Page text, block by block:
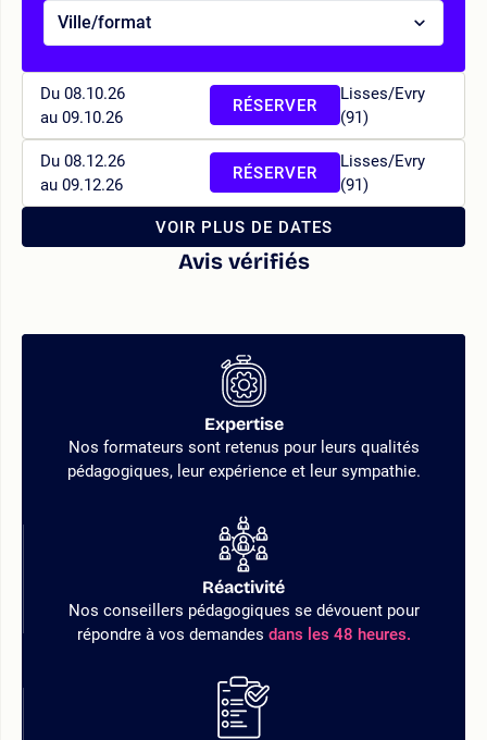
Ville/format
Du 08.10.26
au 09.10.26
Lisses/Evry
(91)
RÉSERVER
Du 08.12.26
au 09.12.26
Lisses/Evry
(91)
RÉSERVER
VOIR PLUS DE DATES
Avis vérifiés
Expertise
Nos formateurs sont retenus pour leurs qualités
pédagogiques, leur expérience et leur sympathie.
Réactivité
Nos conseillers pédagogiques se dévouent pour
répondre à vos demandes dans les 48 heures.